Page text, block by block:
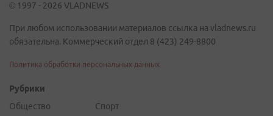
© 1997 - 2026 VLADNEWS
При любом использовании материалов ссылка на vladnews.ru
обязательна. Коммерческий отдел 8 (423) 249-8800
Политика обработки персональных данных
Рубрики
Общество
Спорт